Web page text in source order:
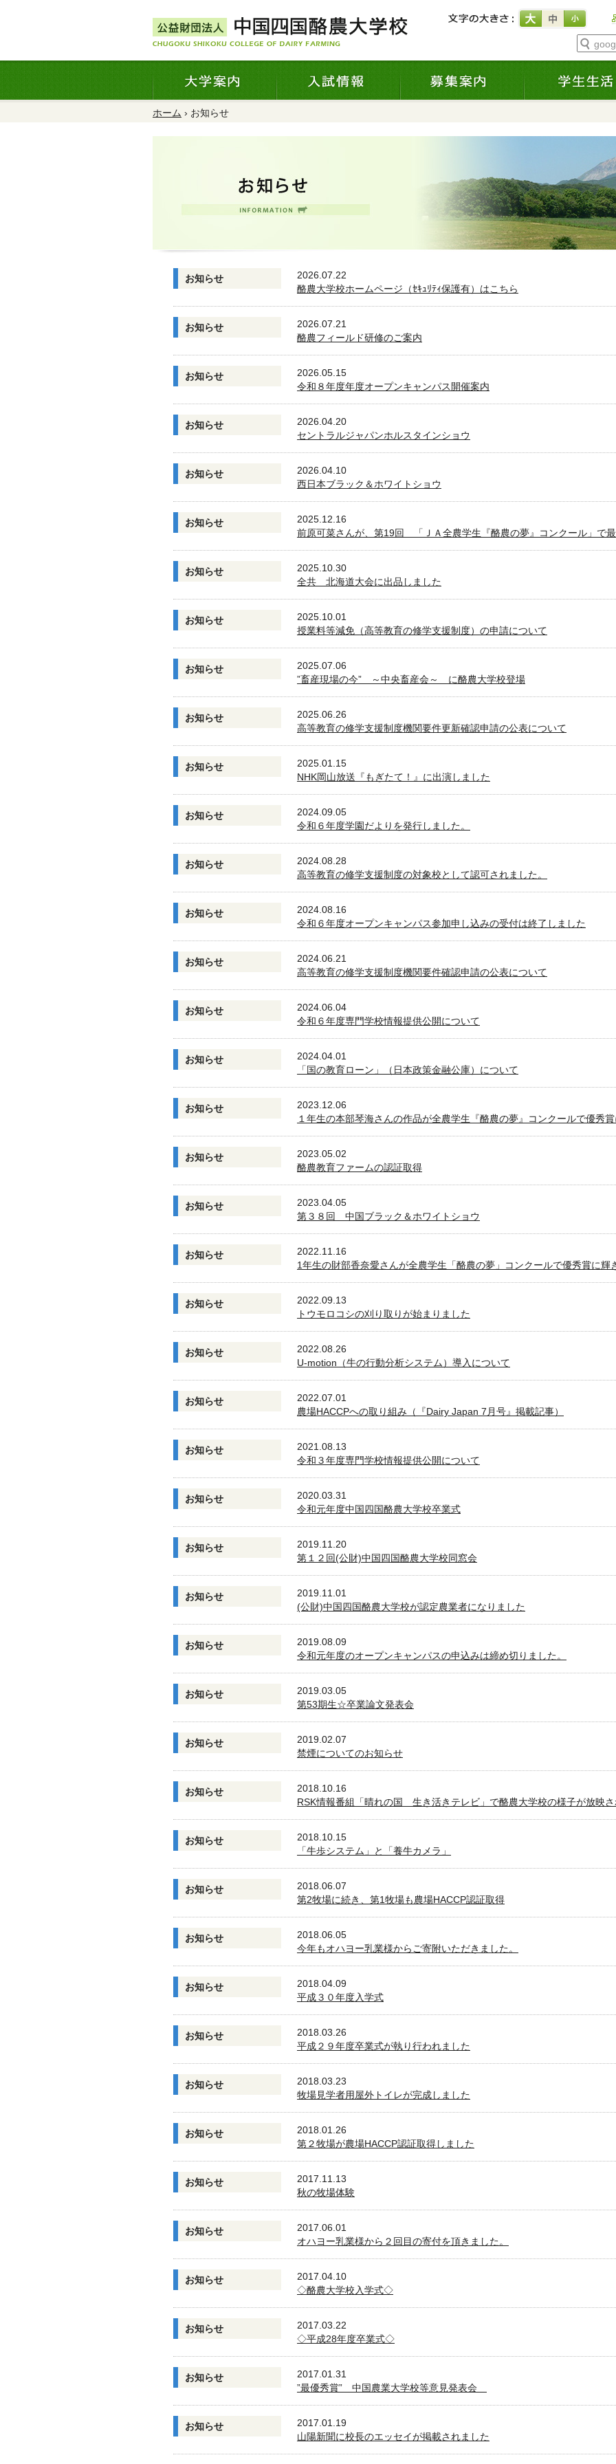
ホーム › お知らせ
お知らせ
2026.07.22
酪農大学校ホームページ（ｾｷｭﾘﾃｨ保護有）はこちら
お知らせ
2026.07.21
酪農フィールド研修のご案内
お知らせ
2026.05.15
令和８年度年度オープンキャンパス開催案内
お知らせ
2026.04.20
セントラルジャパンホルスタインショウ
お知らせ
2026.04.10
西日本ブラック＆ホワイトショウ
お知らせ
2025.12.16
前原可菜さんが、第19回 「ＪＡ全農学生『酪農の夢』コンクール」で
お知らせ
2025.10.30
全共 北海道大会に出品しました
お知らせ
2025.10.01
授業料等減免（高等教育の修学支援制度）の申請について
お知らせ
2025.07.06
”畜産現場の今” ～中央畜産会～ に酪農大学校登場
お知らせ
2025.06.26
高等教育の修学支援制度機関要件更新確認申請の公表について
お知らせ
2025.01.15
NHK岡山放送『もぎたて！』に出演しました
お知らせ
2024.09.05
令和６年度学園だよりを発行しました。
お知らせ
2024.08.28
高等教育の修学支援制度の対象校として認可されました。
お知らせ
2024.08.16
令和６年度オープンキャンパス参加申し込みの受付は終了しました
お知らせ
2024.06.21
高等教育の修学支援制度機関要件確認申請の公表について
お知らせ
2024.06.04
令和６年度専門学校情報提供公開について
お知らせ
2024.04.01
「国の教育ローン」（日本政策金融公庫）について
お知らせ
2023.12.06
１年生の本部琴海さんの作品が全農学生『酪農の夢』コンクールで優秀
お知らせ
2023.05.02
酪農教育ファームの認証取得
お知らせ
2023.04.05
第３８回 中国ブラック＆ホワイトショウ
お知らせ
2022.11.16
1年生の財部香奈愛さんが全農学生「酪農の夢」コンクールで優秀賞に輝
お知らせ
2022.09.13
トウモロコシの刈り取りが始まりました
お知らせ
2022.08.26
U-motion（牛の行動分析システム）導入について
お知らせ
2022.07.01
農場HACCPへの取り組み（『Dairy Japan 7月号』掲載記事）
お知らせ
2021.08.13
令和３年度専門学校情報提供公開について
お知らせ
2020.03.31
令和元年度中国四国酪農大学校卒業式
お知らせ
2019.11.20
第１２回(公財)中国四国酪農大学校同窓会
お知らせ
2019.11.01
(公財)中国四国酪農大学校が認定農業者になりました
お知らせ
2019.08.09
令和元年度のオープンキャンパスの申込みは締め切りました。
お知らせ
2019.03.05
第53期生☆卒業論文発表会
お知らせ
2019.02.07
禁煙についてのお知らせ
お知らせ
2018.10.16
RSK情報番組「晴れの国 生き活きテレビ」で酪農大学校の様子が放映
お知らせ
2018.10.15
「牛歩システム」と「養牛カメラ」
お知らせ
2018.06.07
第2牧場に続き、第1牧場も農場HACCP認証取得
お知らせ
2018.06.05
今年もオハヨー乳業様からご寄附いただきました。
お知らせ
2018.04.09
平成３０年度入学式
お知らせ
2018.03.26
平成２９年度卒業式が執り行われました
お知らせ
2018.03.23
牧場見学者用屋外トイレが完成しました
お知らせ
2018.01.26
第２牧場が農場HACCP認証取得しました
お知らせ
2017.11.13
秋の牧場体験
お知らせ
2017.06.01
オハヨー乳業様から２回目の寄付を頂きました。
お知らせ
2017.04.10
◇酪農大学校入学式◇
お知らせ
2017.03.22
◇平成28年度卒業式◇
お知らせ
2017.01.31
”最優秀賞” 中国農業大学校等意見発表会
お知らせ
2017.01.19
山陽新聞に校長のエッセイが掲載されました